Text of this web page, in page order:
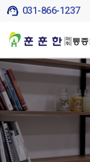
support_agent 031-866-1237